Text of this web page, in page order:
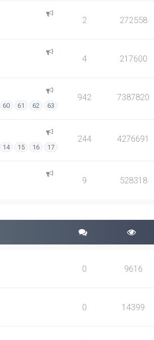
2 272558
4 217600
60 61 62 63
942 7387820
14 15 16 17
244 4276691
9 528318
0 9616
0 14399